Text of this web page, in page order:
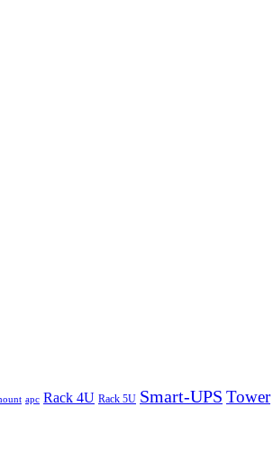
apc Rack 4U Rack 5U Smart-UPS Tower